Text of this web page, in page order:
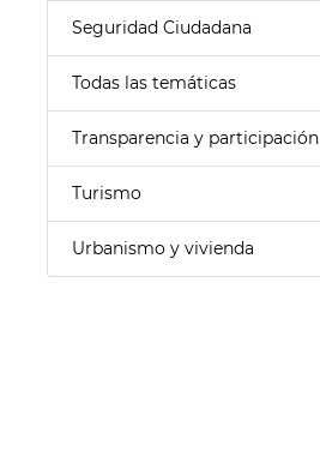
Seguridad Ciudadana
Todas las temáticas
Transparencia y participación
Turismo
Urbanismo y vivienda